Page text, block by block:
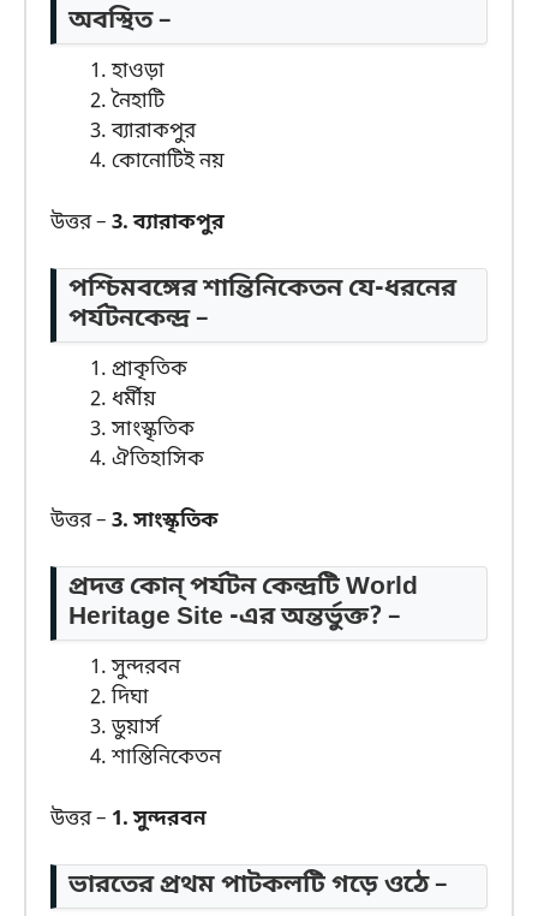
অবস্থিত –
হাওড়া
নৈহাটি
ব্যারাকপুর
কোনোটিই নয়
উত্তর – 3. ব্যারাকপুর
পশ্চিমবঙ্গের শান্তিনিকেতন যে-ধরনের
পর্যটনকেন্দ্র –
প্রাকৃতিক
ধর্মীয়
সাংস্কৃতিক
ঐতিহাসিক
উত্তর – 3. সাংস্কৃতিক
প্রদত্ত কোন্ পর্যটন কেন্দ্রটি World
Heritage Site -এর অন্তর্ভুক্ত? –
সুন্দরবন
দিঘা
ডুয়ার্স
শান্তিনিকেতন
উত্তর – 1. সুন্দরবন
ভারতের প্রথম পাটকলটি গড়ে ওঠে –